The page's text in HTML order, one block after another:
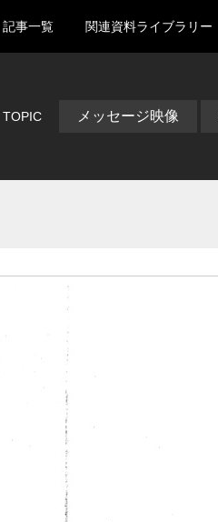
記事一覧 関連資料ライブラリー
TOPIC メッセージ映像